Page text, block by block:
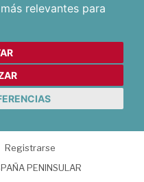
relevantes para
Registrarse
PENINSULAR